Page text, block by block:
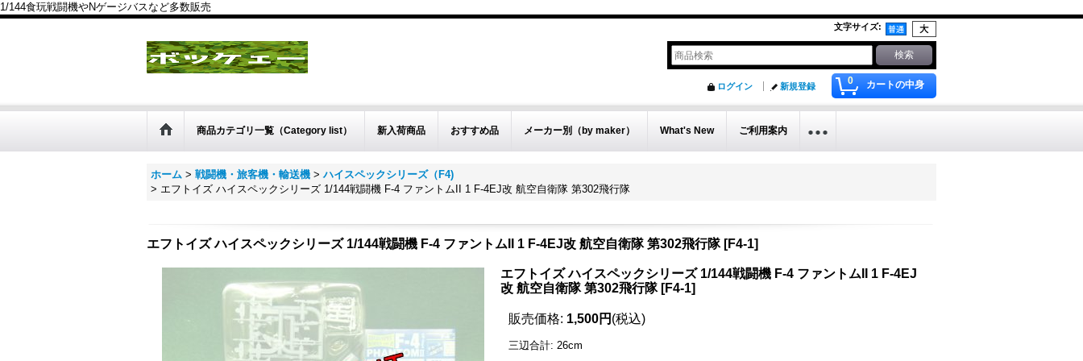
1/144食玩戦闘機やNゲージバスなど多数販売
文字サイズ:
0 カートの中身
ログイン 新規登録
商品カテゴリ一覧（Category list） 新入荷商品 おすすめ品 メーカー別（by maker） What's New ご利用案内
ホーム > 戦闘機・旅客機・輸送機 > ハイスペックシリーズ（F4)
> エフトイズ ハイスペックシリーズ 1/144戦闘機 F-4 ファントムII 1 F-4EJ改 航空自衛隊 第302飛行隊
エフトイズ ハイスペックシリーズ 1/144戦闘機 F-4 ファントムII 1 F-4EJ改 航空自衛隊 第302飛行隊 [F4-1]
エフトイズ ハイスペックシリーズ 1/144戦闘機 F-4 ファントムII 1 F-4EJ
改 航空自衛隊 第302飛行隊 [F4-1]
販売価格: 1,500円 (税込)
三辺合計: 26cm